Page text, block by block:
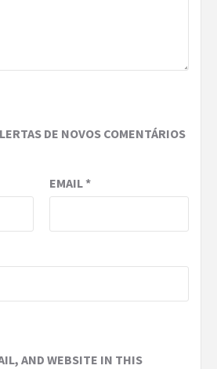
DE NOVOS COMENTÁRIOS
EMAIL*
AND WEBSITE IN THIS